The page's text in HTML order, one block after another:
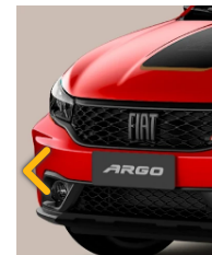
Anterior